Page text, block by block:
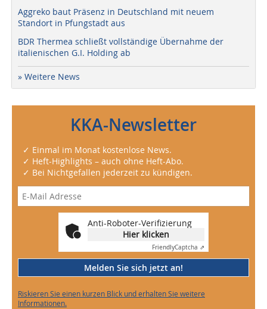
Aggreko baut Präsenz in Deutschland mit neuem
Standort in Pfungstadt aus
BDR Thermea schließt vollständige Übernahme der
italienischen G.I. Holding ab
» Weitere News
KKA-Newsletter
✓ Einmal im Monat kostenlose News.
✓ Heft-Highlights – auch ohne Heft-Abo.
✓ Bei Nichtgefallen jederzeit zu kündigen.
Anti-Roboter-Verifizierung
Hier klicken
FriendlyCaptcha ⇗
Melden Sie sich jetzt an!
Riskieren Sie einen kurzen Blick und erhalten Sie weitere
Informationen.